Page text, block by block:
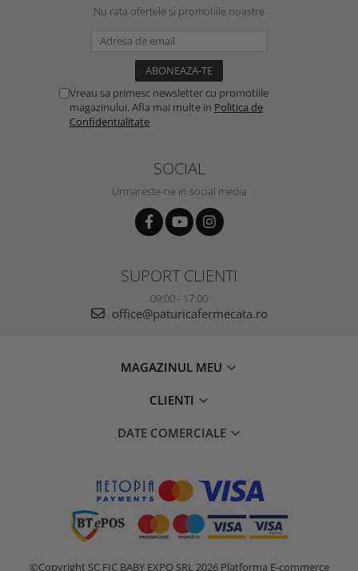
Nu rata ofertele si promotiile noastre
Vreau sa primesc newsletter cu promotiile
magazinului. Afla mai multe in Politica de
Confidentialitate
SOCIAL
Urmareste-ne in social media
SUPORT CLIENTI
09:00 - 17:00
office@paturicafermecata.ro
MAGAZINUL MEU
CLIENTI
DATE COMERCIALE
©Copyright SC FIC BABY EXPO SRL 2026 Platforma E-commerce